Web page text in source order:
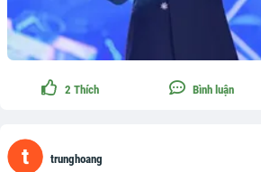
2 Thích Bình luận
trunghoang